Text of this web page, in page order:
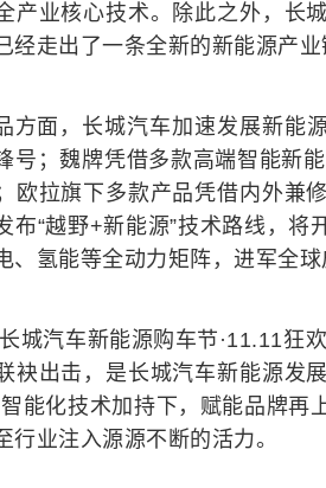
产业核心技术。除此之外，长
经走出了一条全新的新能源产业
方面，长城汽车加速发展新能
号；魏牌凭借多款高端智能新
欧拉旗下多款产品凭借内外兼
布“越野+新能源”技术路线，将
、氢能等全动力矩阵，进军全球
城汽车新能源购车节·11.11狂
袂出击，是长城汽车新能源发
能化技术加持下，赋能品牌再
行业注入源源不断的活力。